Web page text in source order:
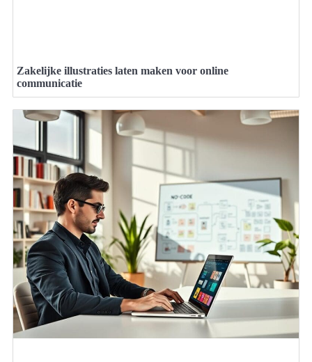
Zakelijke illustraties laten maken voor online
communicatie